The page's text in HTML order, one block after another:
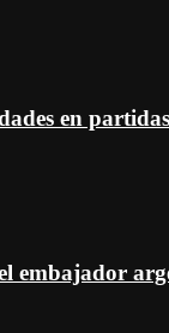
en
embajador